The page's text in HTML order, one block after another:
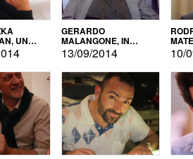
UN
DI
GERARDO
MALANGONE, IN
GIURIA PER IL
CONCORSO
LETTERARIO
13/09/2014 10/